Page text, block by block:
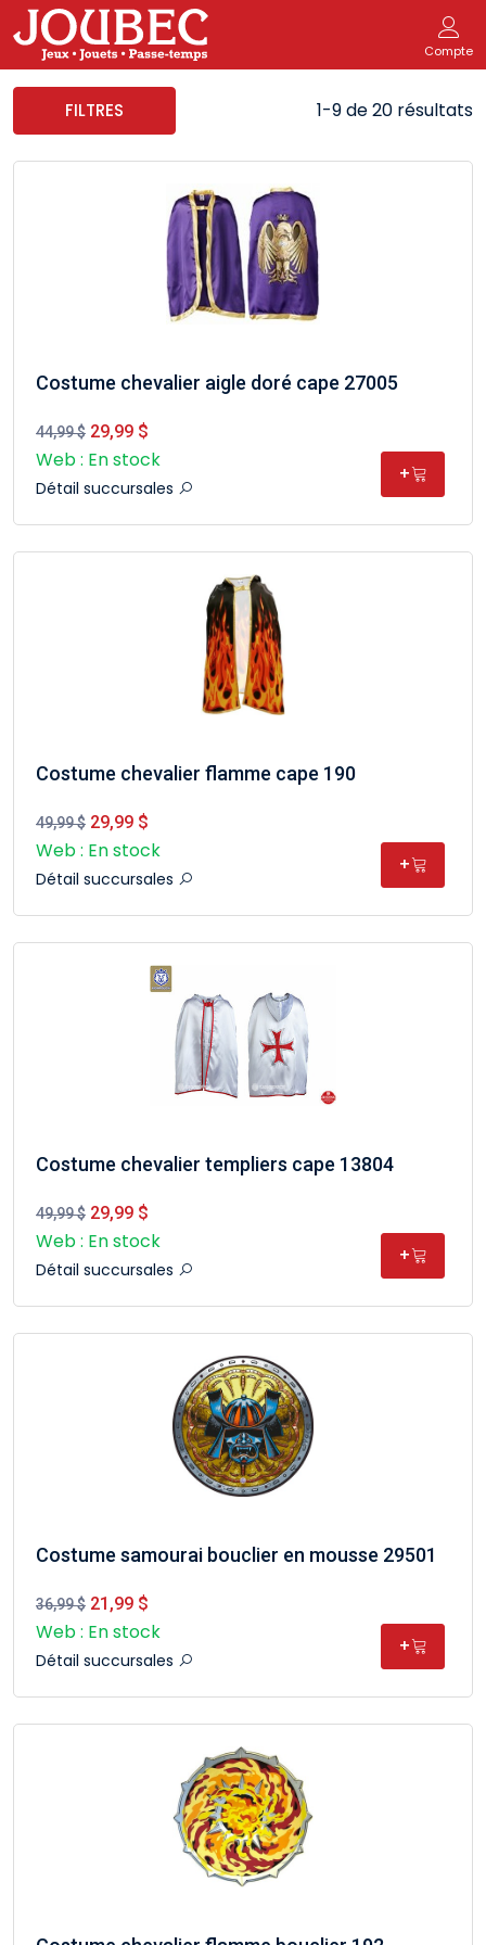
Compte
FILTRES 1-9 de 20 résultats
Costume chevalier aigle doré cape 27005
44,99 $ 29,99 $
Web : En stock
Détail succursales
+
Costume chevalier flamme cape 190
49,99 $ 29,99 $
Web : En stock
Détail succursales
+
Costume chevalier templiers cape 13804
49,99 $ 29,99 $
Web : En stock
Détail succursales
+
Costume samourai bouclier en mousse 29501
36,99 $ 21,99 $
Web : En stock
Détail succursales
+